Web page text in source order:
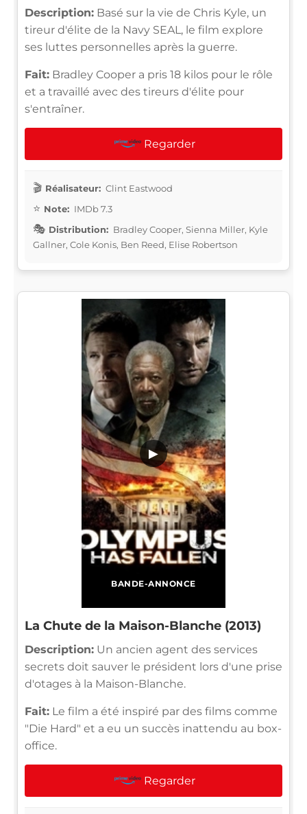
Description: Basé sur la vie de Chris Kyle, un
tireur d'élite de la Navy SEAL, le film explore
ses luttes personnelles après la guerre.
Fait: Bradley Cooper a pris 18 kilos pour le rôle
et a travaillé avec des tireurs d'élite pour
s'entraîner.
Regarder
Réalisateur: Clint Eastwood
Note: IMDb 7.3
Distribution: Bradley Cooper, Sienna Miller, Kyle
Gallner, Cole Konis, Ben Reed, Elise Robertson
BANDE-ANNONCE
▶
La Chute de la Maison-Blanche (2013)
Description: Un ancien agent des services
secrets doit sauver le président lors d'une prise
d'otages à la Maison-Blanche.
Fait: Le film a été inspiré par des films comme
"Die Hard" et a eu un succès inattendu au box-
office.
Regarder